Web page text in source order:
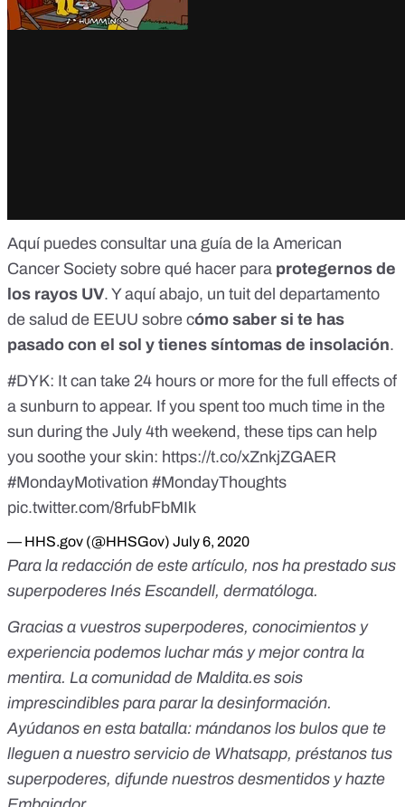
Aquípuedes consultar una guía de la American
Cancer Society sobre qué hacer para protegernos de
los rayos UV. Y aquí abajo, un tuit del departamento
de salud de EEUU sobre cómo saber si te has
pasado con el sol y tienes síntomas de insolación.
#DYK: It can take 24 hours or more for the full effects of
a sunburn to appear. If you spent too much time in the
sun during the July 4th weekend, these tips can help
you soothe your skin: https://t.co/xZnkjZGAER
#MondayMotivation #MondayThoughts
pic.twitter.com/8rfubFbMIk
— HHS.gov (@HHSGov) July 6, 2020
Para la redacción de este artículo, nos ha prestado sus
superpoderes Inés Escandell, dermatóloga.
Gracias a vuestros superpoderes, conocimientos y
experiencia podemos luchar más y mejor contra la
mentira. La comunidad de Maldita.es sois
imprescindibles para parar la desinformación.
Ayúdanos en esta batalla: mándanos los bulos que te
lleguen a nuestro servicio de Whatsapp, préstanos tus
superpoderes, difunde nuestros desmentidos yhazte